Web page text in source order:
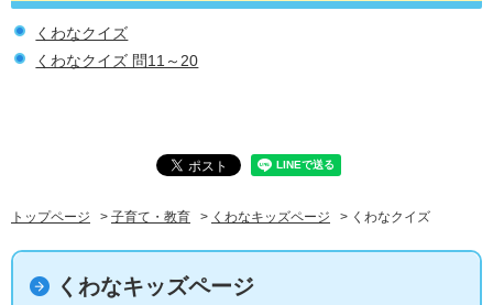
くわなクイズ
くわなクイズ 問11～20
トップページ > 子育て・教育 > くわなキッズページ > くわなクイズ
くわなキッズページ